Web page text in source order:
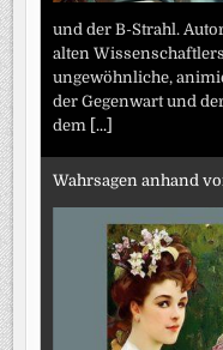
und der B-Strahl.
alten
ungewöhnliche,
der Gegenwart und
dem [...]
Wahrsagen anhand